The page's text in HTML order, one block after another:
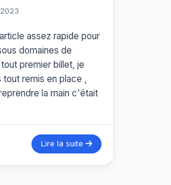
assez rapide pour
domaines de
premier billet, je
remis en place ,
la main c'était
Lire la suite